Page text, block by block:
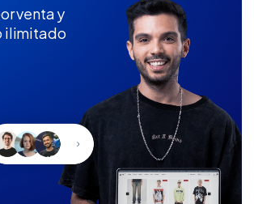
venta y
ilimitado